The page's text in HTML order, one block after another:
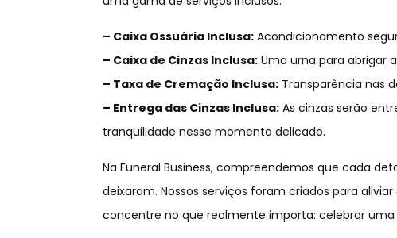
– Caixa Ossuária Inclusa: Acondicionamento
– Caixa de Cinzas Inclusa: Uma urna para abrigar
– Taxa de Cremação Inclusa: Transparência nas
– Entrega das Cinzas Inclusa: As cinzas serão
tranquilidade nesse momento delicado.
Na Funeral Business, compreendemos que cada
deixaram. Nossos serviços foram criados para
concentre no que realmente importa: celebrar